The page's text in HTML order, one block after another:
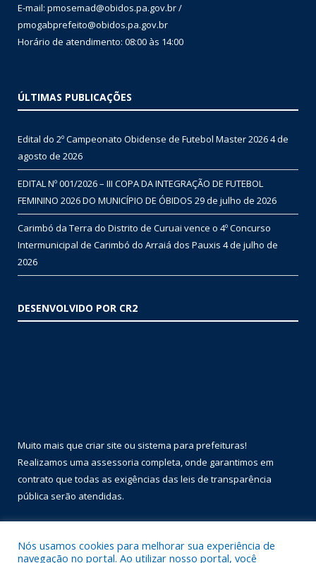
E-mail: pmosemad@obidos.pa.gov.br /
pmogabprefeito@obidos.pa.gov.br
Horário de atendimento: 08:00 às 14:00
ÚLTIMAS PUBLICAÇÕES
Edital do 2º Campeonato Obidense de Futebol Master 20264 de
agosto de 2026
EDITAL Nº 001/2026 – III COPA DA INTEGRAÇÃO DE FUTEBOL
FEMININO 2026 DO MUNICÍPIO DE ÓBIDOS 29 de julho de 2026
Carimbó da Terra do Distrito de Curuai vence o 4º Concurso
Intermunicipal de Carimbó do Arraiá dos Pauxis 4 de julho de
2026
DESENVOLVIDO POR CR2
Muito mais que criar site ou sistema para prefeituras!
Realizamos uma assessoria completa, onde garantimos em
contrato que todas as exigências das leis de transparência
pública serão atendidas.
Nós usamos cookies para melhorar sua experiência de
navegação no portal. Ao utilizar nosso portal, você